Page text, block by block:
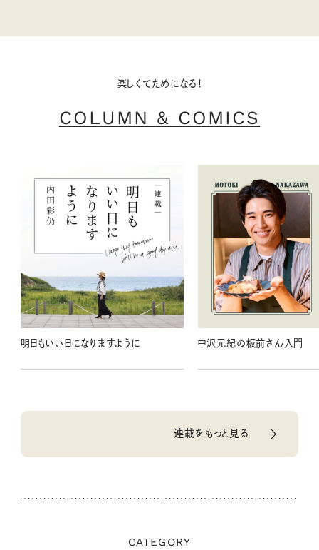
楽しくてためになる！
COLUMN & COMICS
明日もいい日になりますように 中沢元紀の板前さん入門
連載をもっと見る
CATEGORY